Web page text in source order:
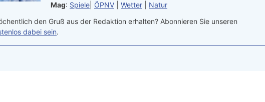
Mag: Spiele ÖPNV Wetter
Natur
den Gruß aus der Redaktion erhalten? Abonnieren Sie unseren
dabei sein.